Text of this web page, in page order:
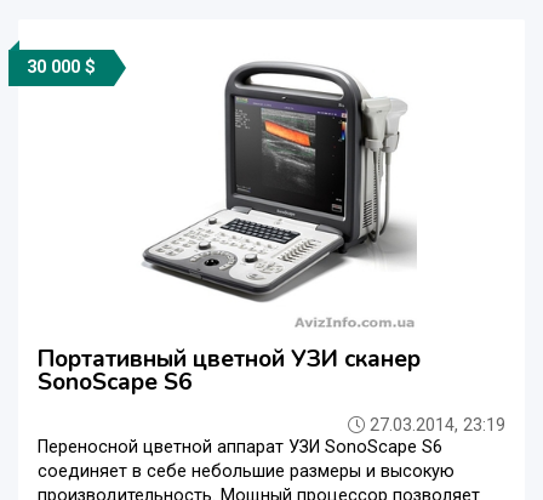
30 000 $
Портативный цветной УЗИ сканер
SonoScape S6
27.03.2014, 23:19
Переносной цветной аппарат УЗИ SonoScape S6
соединяет в себе небольшие размеры и высокую
производительность. Мощный процессор позволяет